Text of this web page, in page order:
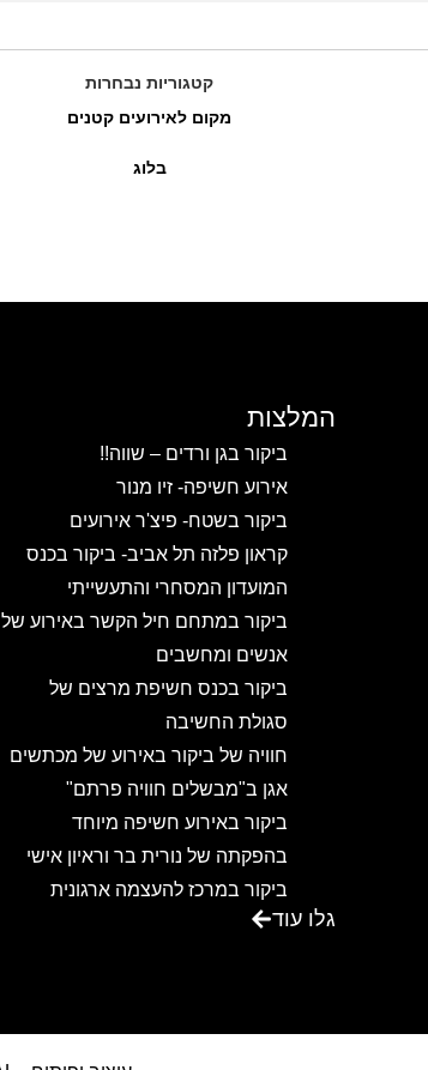
קטגוריות נבחרות
מקום לאירועים קטנים
בלוג
המלצות
ביקור בגן ורדים – שווה!!
אירוע חשיפה- זיו מנור
ביקור בשטח- פיצ'ר אירועים
קראון פלזה תל אביב- ביקור בכנס
המועדון המסחרי והתעשייתי
ביקור במתחם חיל הקשר באירוע של
אנשים ומחשבים
ביקור בכנס חשיפת מרצים של
סגולת החשיבה
חוויה של ביקור באירוע של מכתשים
אגן ב"מבשלים חוויה פרתם"
ביקור באירוע חשיפה מיוחד
בהפקתה של נורית בר וראיון אישי
ביקור במרכז להעצמה ארגונית
ואישית – שדות ישראלגלו עוד